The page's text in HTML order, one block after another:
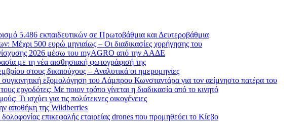
5.486 εκπαιδευτικών σε Πρωτοβάθμια και Δευτεροβάθμια
Μέχρι 500 ευρώ μηνιαίως – Οι διαδικασίες χορήγησης του
2026 μέσω του myAGRO από την ΑΑΔΕ
με τη νέα αισθησιακή φωτογράφισή της
στους δικαιούχους – Αναλυτικά οι ημερομηνίες
εξομολόγηση του Λάμπρου Κωνσταντάρα για τον αείμνηστο πατέρα του
εργοδότες: Με ποιον τρόπο γίνεται η διαδικασία από το κινητό
Τι ισχύει για τις πολύτεκνες οικογένειες
αποθήκη της Wildberries
επικεφαλής εταιρείας drones που προμηθεύει το Κίεβο